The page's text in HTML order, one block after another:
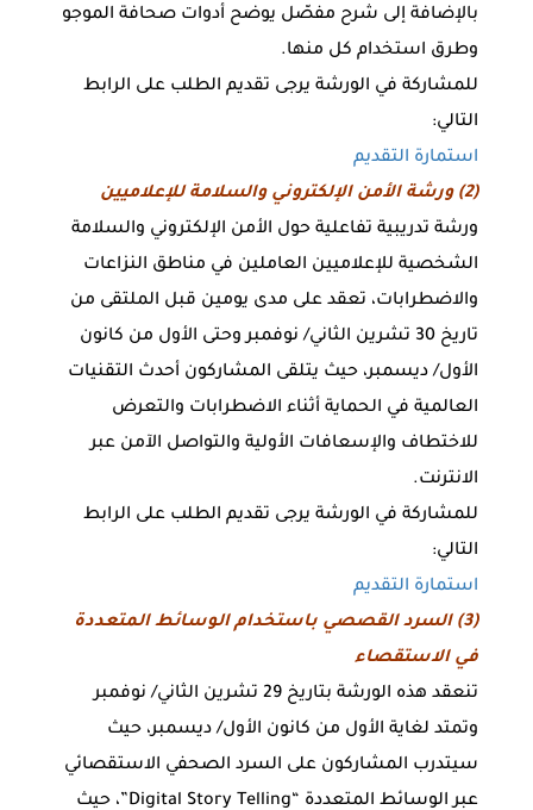
بالإضافة إلى شرح مفصّل يوضح أدوات صحافة الموجو
وطرق استخدام كل منها.
للمشاركة في الورشة يرجى تقديم الطلب على الرابط
التالي:
استمارة التقديم
(2) ورشة الأمن الإلكتروني والسلامة للإعلاميين
ورشة تدريبية تفاعلية حول الأمن الإلكتروني والسلامة
الشخصية للإعلاميين العاملين في مناطق النزاعات
والاضطرابات، تعقد على مدى يومين قبل الملتقى من
تاريخ 30 تشرين الثاني/ نوفمبر وحتى الأول من كانون
الأول/ ديسمبر، حيث يتلقى المشاركون أحدث التقنيات
العالمية في الحماية أثناء الاضطرابات والتعرض
للاختطاف والإسعافات الأولية والتواصل الآمن عبر
الانترنت.
للمشاركة في الورشة يرجى تقديم الطلب على الرابط
التالي:
استمارة التقديم
(3) السرد القصصي باستخدام الوسائط المتعددة
في الاستقصاء
تنعقد هذه الورشة بتاريخ 29 تشرين الثاني/ نوفمبر
وتمتد لغاية الأول من كانون الأول/ ديسمبر، حيث
سيتدرب المشاركون على السرد الصحفي الاستقصائي
عبر الوسائط المتعددة “Digital Story Telling”، حيث